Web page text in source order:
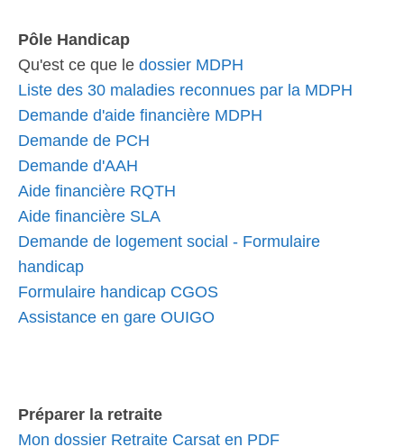
Pôle Handicap
Qu'est ce que le dossier MDPH
Liste des 30 maladies reconnues par la MDPH
Demande d'aide financière MDPH
Demande de PCH
Demande d'AAH
Aide financière RQTH
Aide financière SLA
Demande de logement social - Formulaire
handicap
Formulaire handicap CGOS
Assistance en gare OUIGO
Préparer la retraite
Mon dossier Retraite Carsat en PDF